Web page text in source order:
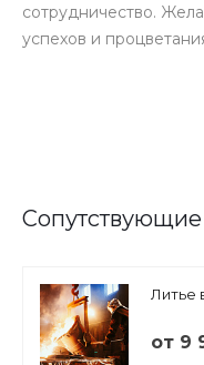
сотрудничество.
успехов и
Сопутствующие
Литье
от 9